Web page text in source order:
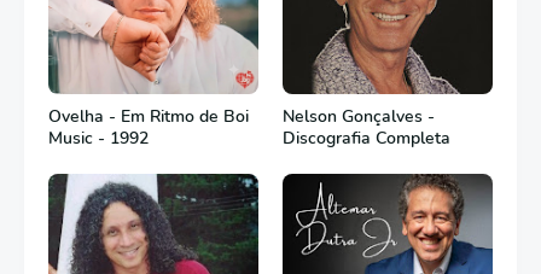
Ovelha - Em Ritmo de Boi
Music - 1992
Nelson Gonçalves -
Discografia Completa